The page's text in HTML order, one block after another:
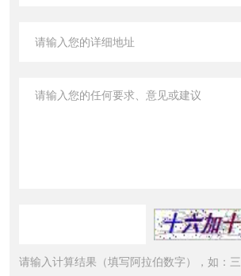
请输入计算结果（填写阿拉伯数字），如：